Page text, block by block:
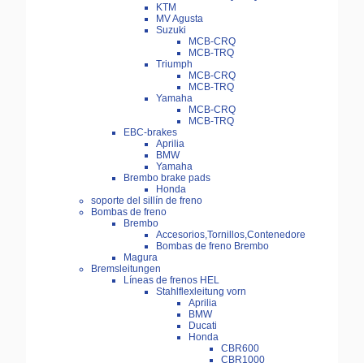
KTM
MV Agusta
Suzuki
MCB-CRQ
MCB-TRQ
Triumph
MCB-CRQ
MCB-TRQ
Yamaha
MCB-CRQ
MCB-TRQ
EBC-brakes
Aprilia
BMW
Yamaha
Brembo brake pads
Honda
soporte del sillín de freno
Bombas de freno
Brembo
Accesorios,Tornillos,Contenedore
Bombas de freno Brembo
Magura
Bremsleitungen
Líneas de frenos HEL
Stahlflexleitung vorn
Aprilia
BMW
Ducati
Honda
CBR600
CBR1000